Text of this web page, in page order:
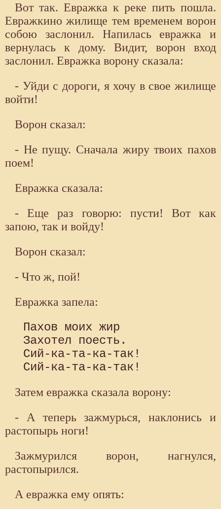
Вот так. Евражка к реке пить пошла.
Евражкино жилище тем временем ворон
собою заслонил. Напилась евражка и
вернулась к дому. Видит, ворон вход
заслонил. Евражка ворону сказала:
- Уйди с дороги, я хочу в свое жилище
войти!
Ворон сказал:
- Не пущу. Сначала жиру твоих пахов
поем!
Евражка сказала:
- Еще раз говорю: пусти! Вот как
запою, так и войду!
Ворон сказал:
- Что ж, пой!
Евражка запела:
Пахов моих жир
Захотел поесть.
Сий-ка-та-ка-так!
Затем евражка сказала ворону:
- А теперь зажмурься, наклонись и
растопырь ноги!
Зажмурился ворон, нагнулся,
растопырился.
А евражка ему опять: